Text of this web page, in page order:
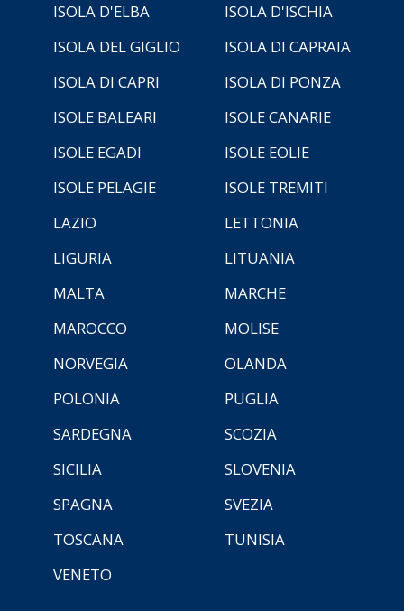
ISOLA D'ELBA
ISOLA D'ISCHIA
ISOLA DEL GIGLIO
ISOLA DI CAPRAIA
ISOLA DI CAPRI
ISOLA DI PONZA
ISOLE BALEARI
ISOLE CANARIE
ISOLE EGADI
ISOLE EOLIE
ISOLE PELAGIE
ISOLE TREMITI
LAZIO
LETTONIA
LIGURIA
LITUANIA
MALTA
MARCHE
MAROCCO
MOLISE
NORVEGIA
OLANDA
POLONIA
PUGLIA
SARDEGNA
SCOZIA
SICILIA
SLOVENIA
SPAGNA
SVEZIA
TOSCANA
TUNISIA
VENETO